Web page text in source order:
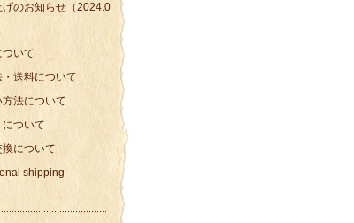
げのお知らせ（2024.0
ついて
送料について
方法について
ついて
について
shipping